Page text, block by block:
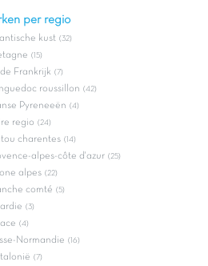
per regio
kust (32)
(15)
Frankrijk (7)
roussillon (42)
Pyreneeën (4)
regio (24)
charentes (14)
alpes-côte d'azur (25)
alpes (22)
comté (5)
(3)
(4)
Normandie (16)
(7)